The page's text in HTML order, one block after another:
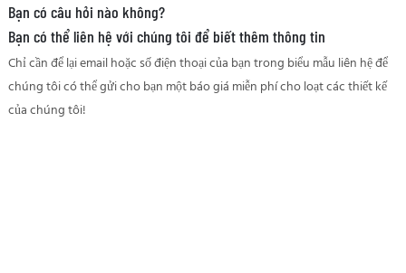
Bạn có câu hỏi nào không?
Bạn có thể liên hệ với chúng tôi để biết thêm thông tin
Chỉ cần để lại email hoặc số điện thoại của bạn trong biểu mẫu liên hệ để
chúng tôi có thể gửi cho bạn một báo giá miễn phí cho loạt các thiết kế
của chúng tôi!